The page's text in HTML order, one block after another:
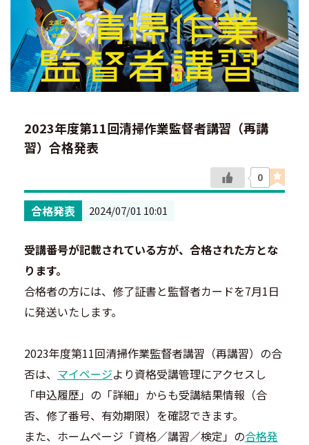
2023年度第11回清掃作業監督者講習（再講
習）合格発表
0
合格発表 2024/07/01 10:01
受講番号が記載されている方が、合格された方とな
ります。
合格者の方には、修了証書と監督者カードを7月1日
に発送いたします。
2023年度第11回清掃作業監督者講習（再講習）の合
否は、 マイページより資格受講管理にアクセスし
「申込履歴」の「詳細」からも受講結果情報（合
否、修了番号、有効期限）を確認できます。
また、ホームページ「資格／講習／検定」の合格発